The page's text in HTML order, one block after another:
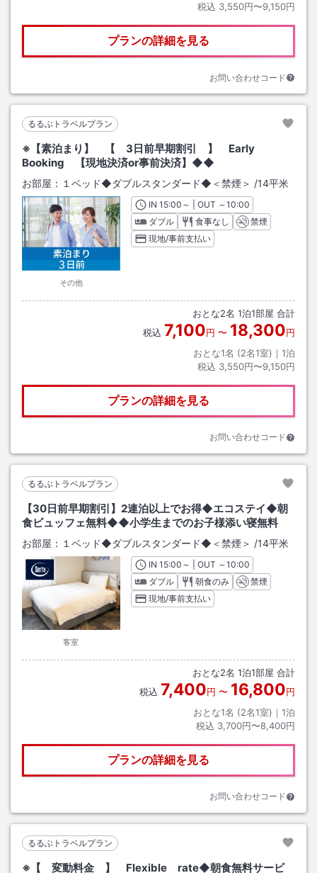
税込 3,550円〜9,150円
プランの詳細を見る
お問い合わせコード
るるぶトラベルプラン
※【素泊まり】 【 3日前早期割引 】 Early
Booking 【現地決済or事前決済】◆◆
お部屋： １ベッド◆ダブルスタンダード◆＜禁煙＞ /14平米
その他
INチェックイン
15:00 ～ | OUT チェックアウト
～10:00
ダブル
食事なし
禁煙
現地/事前支払い
おとな2名 1泊1部屋 合計
税込 7,100円 〜 18,300円
おとな1名 (2名1室)｜ 1泊
税込 3,550円〜9,150円
プランの詳細を見る
お問い合わせコード
るるぶトラベルプラン
【30日前早期割引】2連泊以上でお得◆エコステイ◆朝
食ビュッフェ無料◆◆小学生までのお子様添い寝無料
お部屋： １ベッド◆ダブルスタンダード◆＜禁煙＞ /14平米
客室
INチェックイン
15:00 ～ | OUT チェックアウト
～10:00
ダブル
朝食のみ
禁煙
現地/事前支払い
おとな2名 1泊1部屋 合計
税込 7,400円 〜 16,800円
おとな1名 (2名1室)｜ 1泊
税込 3,700円〜8,400円
プランの詳細を見る
お問い合わせコード
るるぶトラベルプラン
※【 変動料金 】 Flexible rate◆朝食無料サービ